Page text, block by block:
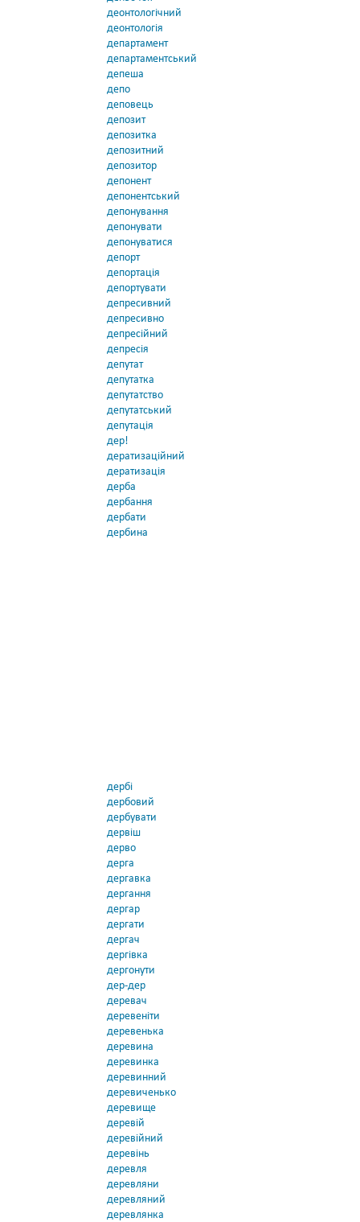
деонтологічний
деонтологія
департамент
департаментський
депеша
депо
деповець
депозит
депозитка
депозитний
депозитор
депонент
депонентський
депонування
депонувати
депонуватися
депорт
депортація
депортувати
депресивний
депресивно
депресійний
депресія
депутат
депутатка
депутатство
депутатський
депутація
дер!
дератизаційний
дератизація
дерба
дербання
дербати
дербина
дербі
дербовий
дербувати
дервіш
дерво
дерга
дергавка
дергання
дергар
дергати
дергач
дергівка
дергонути
дер-дер
деревач
деревеніти
деревенька
деревина
деревинка
деревинний
деревиченько
деревище
деревій
деревійний
деревінь
деревля
деревляни
деревляний
деревлянка